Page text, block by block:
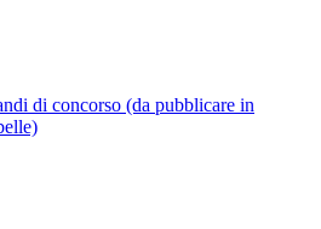
di concorso (da pubblicare in